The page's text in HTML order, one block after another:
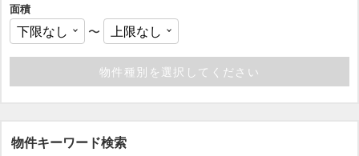
面積
〜
物件キーワード検索